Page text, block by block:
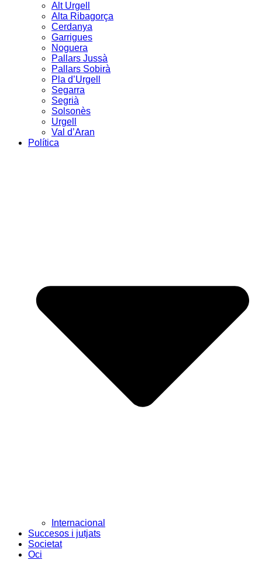
Alt Urgell
Alta Ribagorça
Cerdanya
Garrigues
Noguera
Pallars Jussà
Pallars Sobirà
Pla d’Urgell
Segarra
Segrià
Solsonès
Urgell
Val d’Aran
Política
Internacional
Succesos i jutjats
Societat
Oci